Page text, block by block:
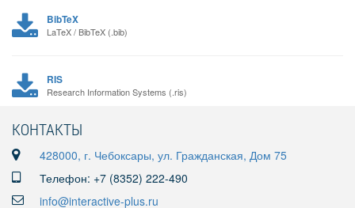
BibTeX
LaTeX / BibTeX (.bib)
RIS
Research Information Systems (.ris)
КОНТАКТЫ
428000, г. Чебоксары, ул. Гражданская, Дом 75
Телефон: +7 (8352) 222-490
info@interactive-plus.ru